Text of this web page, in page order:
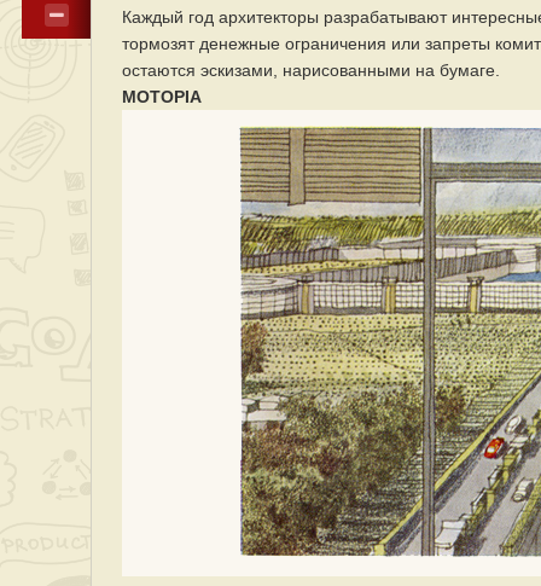
Каждый год архитекторы разрабатывают
тормозят денежные ограничения или запреты
остаются эскизами, нарисованными на бумаге.
MOTOPIA